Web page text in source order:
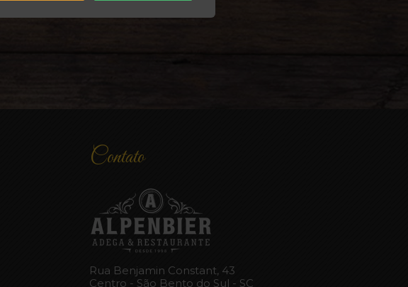
Contato
Rua Benjamin Constant, 43
Centro - São Bento do Sul - SC